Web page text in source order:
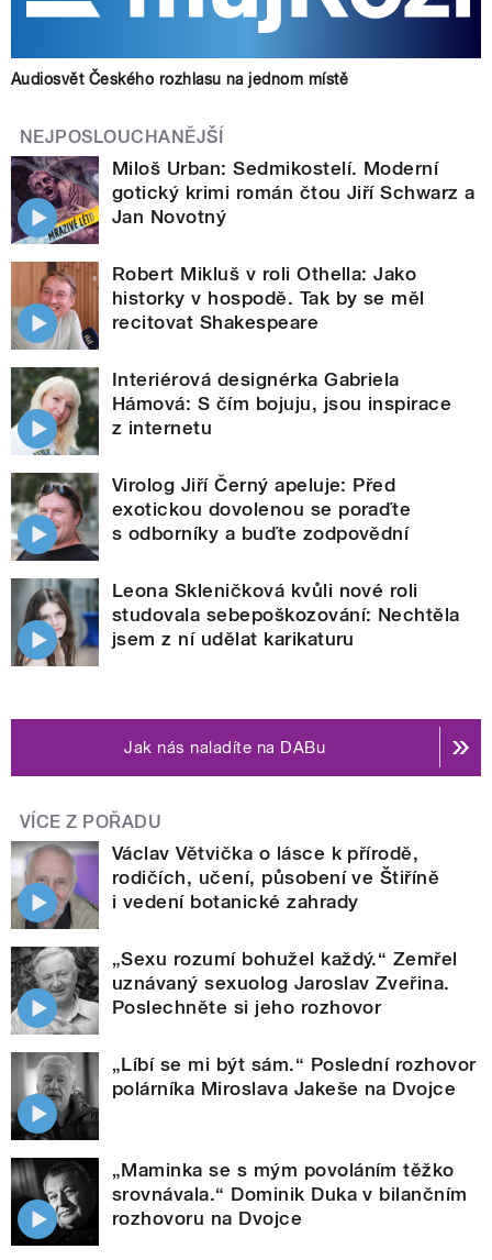
Audiosvět Českého rozhlasu na jednom místě
NEJPOSLOUCHANĚJŠÍ
Miloš Urban: Sedmikostelí. Moderní
gotický krimi román čtou Jiří Schwarz a
Jan Novotný
Robert Mikluš v roli Othella: Jako
historky v hospodě. Tak by se měl
recitovat Shakespeare
Interiérová designérka Gabriela
Hámová: S čím bojuju, jsou inspirace
z internetu
Virolog Jiří Černý apeluje: Před
exotickou dovolenou se poraďte
s odborníky a buďte zodpovědní
Leona Skleničková kvůli nové roli
studovala sebepoškozování: Nechtěla
jsem z ní udělat karikaturu
Jak nás naladíte na DABu
VÍCE Z POŘADU
Václav Větvička o lásce k přírodě,
rodičích, učení, působení ve Štiříně
i vedení botanické zahrady
„Sexu rozumí bohužel každý.“ Zemřel
uznávaný sexuolog Jaroslav Zveřina.
Poslechněte si jeho rozhovor
„Líbí se mi být sám.“ Poslední rozhovor
polárníka Miroslava Jakeše na Dvojce
„Maminka se s mým povoláním těžko
srovnávala.“ Dominik Duka v bilančním
rozhovoru na Dvojce